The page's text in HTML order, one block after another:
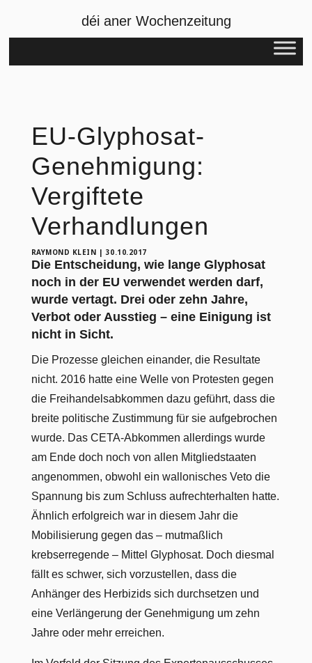
déi aner Wochenzeitung
EU-Glyphosat-
Genehmigung:
Vergiftete
Verhandlungen
RAYMOND KLEIN | 30.10.2017
Die Entscheidung, wie lange Glyphosat
noch in der EU verwendet werden darf,
wurde vertagt. Drei oder zehn Jahre,
Verbot oder Ausstieg – eine Einigung ist
nicht in Sicht.
Die Prozesse gleichen einander, die Resultate
nicht. 2016 hatte eine Welle von Protesten gegen
die Freihandelsabkommen dazu geführt, dass die
breite politische Zustimmung für sie aufgebrochen
wurde. Das CETA-Abkommen allerdings wurde
am Ende doch noch von allen Mitgliedstaaten
angenommen, obwohl ein wallonisches Veto die
Spannung bis zum Schluss aufrechterhalten hatte.
Ähnlich erfolgreich war in diesem Jahr die
Mobilisierung gegen das – mutmaßlich
krebserregende – Mittel Glyphosat. Doch diesmal
fällt es schwer, sich vorzustellen, dass die
Anhänger des Herbizids sich durchsetzen und
eine Verlängerung der Genehmigung um zehn
Jahre oder mehr erreichen.